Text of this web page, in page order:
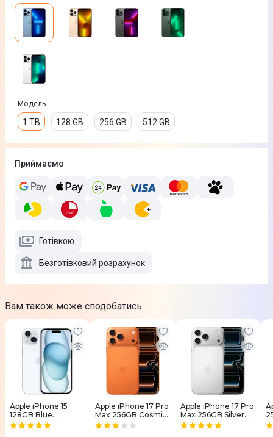
Модель
1 TB 128 GB 256 GB 512 GB
Приймаємо
Готівкою
Безготівковий розрахунок
Вам також може сподобатись
Apple iPhone 15
128GB Blue
(MTP43)
Apple iPhone 17 Pro
Max 256GB Cosmic
Orange (MFYN4)
Apple iPhone 17 Pro
Max 256GB Silver
(MFYM4)